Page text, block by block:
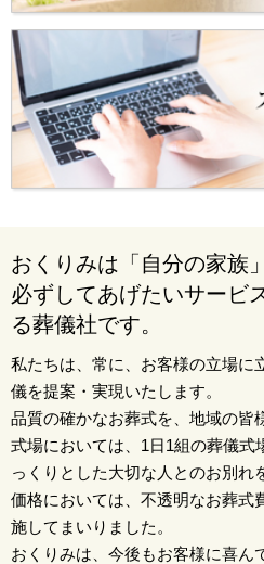
おくりみは「自分の家族
必ずしてあげたいサービ
る葬儀社です。
私たちは、常に、お客様の立場に
儀を提案・実現いたします。
品質の確かなお葬式を、地域の皆
式場においては、1日1組の葬儀式
っくりとした大切な人とのお別れ
価格においては、不透明なお葬式
施してまいりました。
おくりみは、今後もお客様に喜ん